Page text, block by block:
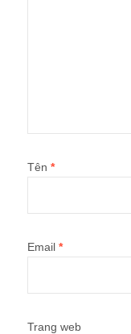
Tên *
Email *
Trang web